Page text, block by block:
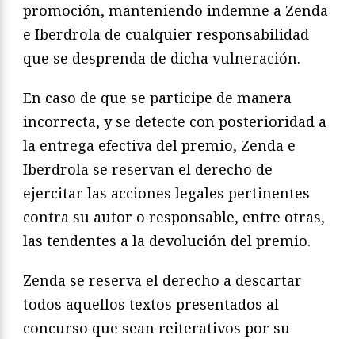
promoción, manteniendo indemne a Zenda
e Iberdrola de cualquier responsabilidad
que se desprenda de dicha vulneración.
En caso de que se participe de manera
incorrecta, y se detecte con posterioridad a
la entrega efectiva del premio, Zenda e
Iberdrola se reservan el derecho de
ejercitar las acciones legales pertinentes
contra su autor o responsable, entre otras,
las tendentes a la devolución del premio.
Zenda se reserva el derecho a descartar
todos aquellos textos presentados al
concurso que sean reiterativos por su